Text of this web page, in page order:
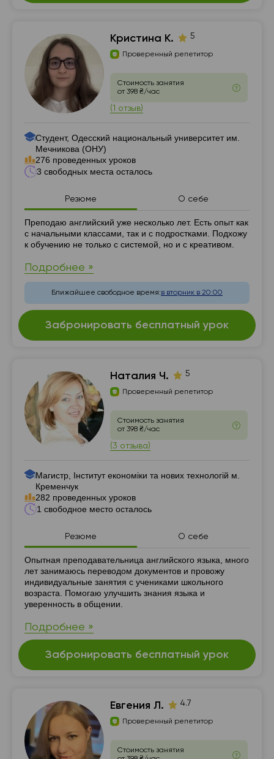
Кристина К. 5
Проверенный репетитор
Стоимость занятия
от 398 ₴/час
(1 отзыв)
Студент, Одесский национальный университет им.
Мечникова (ОНУ)
276 проведенных уроков
3 свободных места осталось
Резюме О себе
Резюме
Преподаю английский уже несколько лет. Есть опыт как
с начальными классами, так и с подростками. Подхожу
к обучению не только с системой, но и с креативом.
Подробнее »
Ближайшее свободное время:в вторник в 20:00
Забронировать бесплатный урок
Наталия Ч. 5
Проверенный репетитор
Стоимость занятия
от 398 ₴/час
(3 отзыва)
Магистр, Інститут економіки та нових технологій м.
Кременчук
282 проведенных уроков
1 свободное место осталось
Резюме О себе
Резюме
Опытная преподавательница английского языка, много
лет занимаюсь переводом документов и провожу
индивидуальные занятия с учениками школьного
возраста. Помогаю улучшить знания языка и
уверенность в общении.
Подробнее »
Забронировать бесплатный урок
Евгения Л. 4.7
Проверенный репетитор
Стоимость занятия